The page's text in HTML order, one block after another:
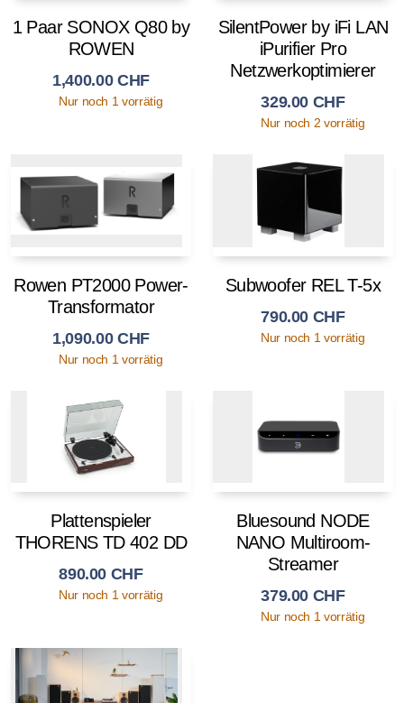
1 Paar SONOX Q80 by
ROWEN
1,400.00CHF
Nur noch 1 vorrätig
SilentPower by iFi LAN
iPurifier Pro
Netzwerkoptimierer
329.00 CHF
Nur noch 2 vorrätig
Rowen PT2000 Power-
Transformator
1,090.00CHF
Nur noch 1 vorrätig
Subwoofer REL T-5x
790.00 CHF
Nur noch 1 vorrätig
Plattenspieler
THORENS TD 402 DD
890.00 CHF
Nur noch 1 vorrätig
Bluesound NODE
NANO Multiroom-
Streamer
379.00 CHF
Nur noch 1 vorrätig